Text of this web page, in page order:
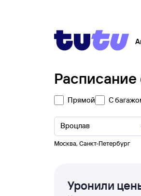
Прямой С
Москва, Санкт-Петербург
Уронили